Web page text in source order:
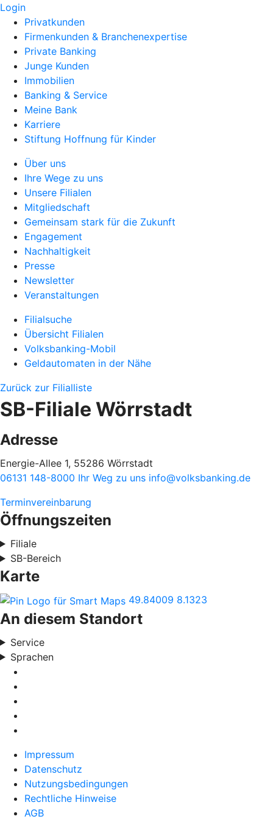
Login
Privatkunden
Firmenkunden & Branchenexpertise
Private Banking
Junge Kunden
Immobilien
Banking & Service
Meine Bank
Karriere
Stiftung Hoffnung für Kinder
Über uns
Ihre Wege zu uns
Unsere Filialen
Mitgliedschaft
Gemeinsam stark für die Zukunft
Engagement
Nachhaltigkeit
Presse
Newsletter
Veranstaltungen
Filialsuche
Übersicht Filialen
Volksbanking-Mobil
Geldautomaten in der Nähe
Zurück zur Filialliste
SB-Filiale Wörrstadt
Adresse
Energie-Allee 1, 55286 Wörrstadt
06131 148-8000 Ihr Weg zu uns info@volksbanking.de
Terminvereinbarung
Öffnungszeiten
Filiale
SB-Bereich
Karte
49.84009 8.1323
An diesem Standort
Service
Sprachen
Impressum
Datenschutz
Nutzungsbedingungen
Rechtliche Hinweise
AGB